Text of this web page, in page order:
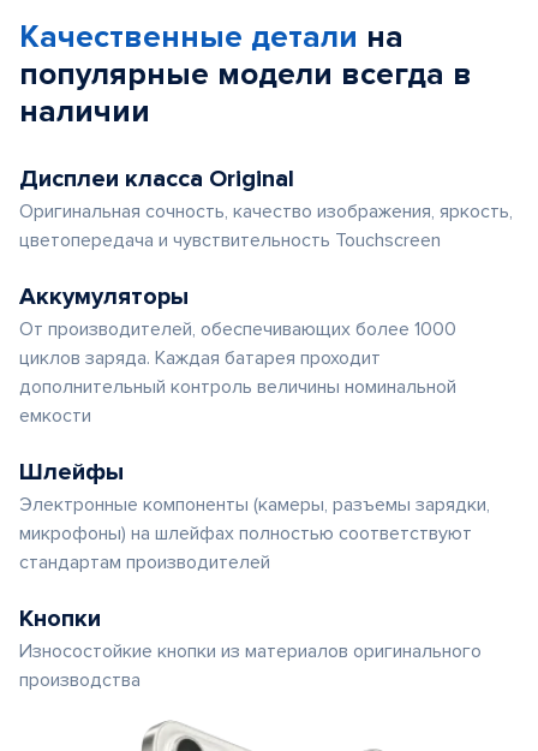
Качественные детали на
популярные модели всегда в
наличии
Дисплеи класса Original
Оригинальная сочность, качество изображения, яркость,
цветопередача и чувствительность Touchscreen
Аккумуляторы
От производителей, обеспечивающих более 1000
циклов заряда. Каждая батарея проходит
дополнительный контроль величины номинальной
емкости
Шлейфы
Электронные компоненты (камеры, разъемы зарядки,
микрофоны) на шлейфах полностью соответствуют
стандартам производителей
Кнопки
Износостойкие кнопки из материалов оригинального
производства